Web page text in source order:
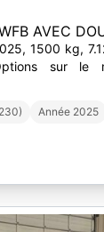
AVEC
1500 kg,
sur le
Année 2025